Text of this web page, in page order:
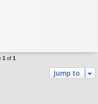
1 of 1
Jump to